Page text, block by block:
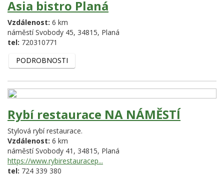
Asia bistro Planá
Vzdálenost: 6 km
náměstí Svobody 45, 34815, Planá
tel: 720310771
PODROBNOSTI
Rybí restaurace NA NÁMĚSTÍ
Stylová rybí restaurace.
Vzdálenost: 6 km
náměstí Svobody 41, 34815, Planá
https://www.rybirestauracep...
tel: 724 339 380